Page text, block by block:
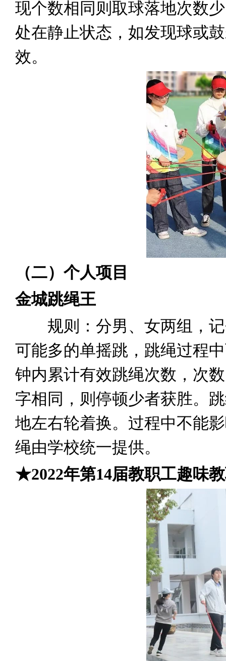
现个数相同则取球落地次数
处在静止状态，如发现球或
效。
（二）个人项目
金城跳绳王
规则：分男、女两组，记
可能多的单摇跳，跳绳过程
钟内累计有效跳绳次数，次
字相同，则停顿少者获胜。
地左右轮着换。过程中不能
绳由学校统一提供。
★2022年第14届教职工趣味